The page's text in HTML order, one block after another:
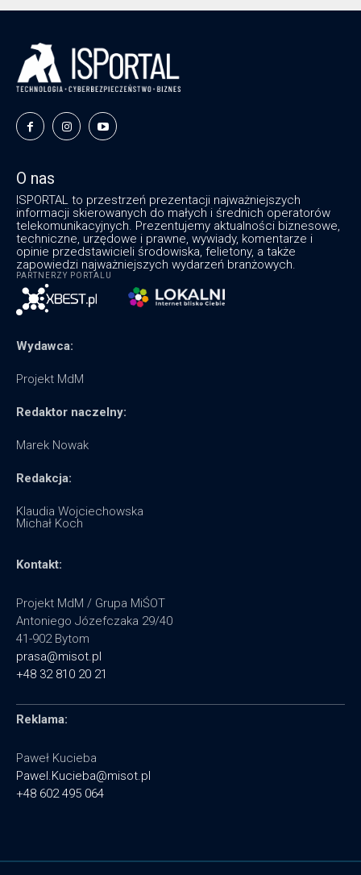
O nas
ISPORTAL to przestrzeń prezentacji najważniejszych
informacji skierowanych do małych i średnich operatorów
telekomunikacyjnych. Prezentujemy aktualności biznesowe,
techniczne, urzędowe i prawne, wywiady, komentarze i
opinie przedstawicieli środowiska, felietony, a także
zapowiedzi najważniejszych wydarzeń branżowych.
PARTNERZY PORTALU
Wydawca:
Projekt MdM
Redaktor naczelny:
Marek Nowak
Redakcja:
Klaudia Wojciechowska
Michał Koch
Kontakt:
Projekt MdM / Grupa MiŚOT
Antoniego Józefczaka 29/40
41-902 Bytom
prasa@misot.pl
+48 32 810 20 21
Reklama:
Paweł Kucieba
Pawel.Kucieba@misot.pl
+48 602 495 064